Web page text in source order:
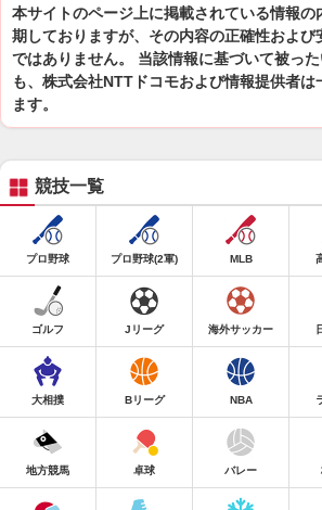
本サイトのページ上に掲載されている情報の
期しておりますが、その内容の正確性および
ではありません。 当該情報に基づいて被っ
も、株式会社NTTドコモおよび情報提供者
ます。
競技一覧
プロ野球 プロ野球(2軍) MLB
ゴルフ Jリーグ 海外サッカー
大相撲 Bリーグ NBA
地方競馬 卓球 バレー